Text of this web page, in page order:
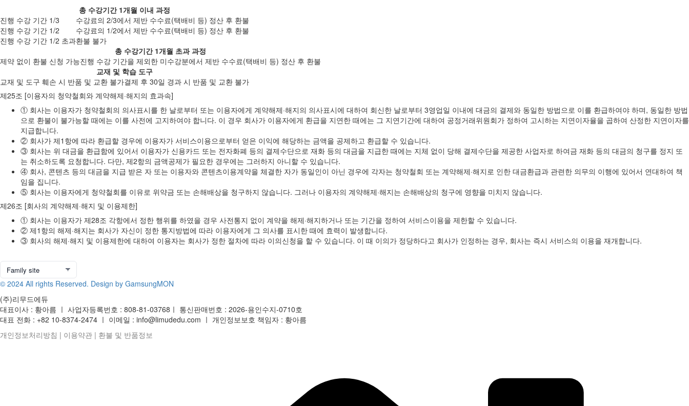
총 수강기간 1개월 이내 과정
진행 수강 기간 1/3
수강료의 2/3에서 제반 수수료(택배비 등) 정산 후 환불
진행 수강 기간 1/2
수강료의 1/2에서 제반 수수료(택배비 등) 정산 후 환불
진행 수강 기간 1/2 초과환불 불가
총 수강기간 1개월 초과 과정
제약 없이 환불 신청 가능진행 수강 기간을 제외한 미수강분에서 제반 수수료(택배비 등) 정산 후 환불
교재 및 학습 도구
교재 및 도구 훼손 시 반품 및 교환 불가결제 후 30일 경과 시 반품 및 교환 불가
제25조 [이용자의 청약철회와 계약해제·해지의 효과속]
① 회사는 이용자가 청약철회의 의사표시를 한 날로부터 또는 이용자에게 계약해제·해지의 의사표시에 대하여 회신한 날로부터 3영업일 이내에 대금의 결제와 동일한 방법으로 이를 환급하여야 하며, 동일한 방법
으로 환불이 불가능할 때에는 이를 사전에 고지하여야 합니다. 이 경우 회사가 이용자에게 환급을 지연한 때에는 그 지연기간에 대하여 공정거래위원회가 정하여 고시하는 지연이자율을 곱하여 산정한 지연이자를
지급합니다.
② 회사가 제1항에 따라 환급할 경우에 이용자가 서비스이용으로부터 얻은 이익에 해당하는 금액을 공제하고 환급할 수 있습니다.
③ 회사는 위 대금을 환급함에 있어서 이용자가 신용카드 또는 전자화폐 등의 결제수단으로 재화 등의 대금을 지급한 때에는 지체 없이 당해 결제수단을 제공한 사업자로 하여금 재화 등의 대금의 청구를 정지 또
는 취소하도록 요청합니다. 다만, 제2항의 금액공제가 필요한 경우에는 그러하지 아니할 수 있습니다.
④ 회사, 콘텐츠 등의 대금을 지급 받은 자 또는 이용자와 콘텐츠이용계약을 체결한 자가 동일인이 아닌 경우에 각자는 청약철회 또는 계약해제·해지로 인한 대금환급과 관련한 의무의 이행에 있어서 연대하여 책
임을 집니다.
⑤ 회사는 이용자에게 청약철회를 이유로 위약금 또는 손해배상을 청구하지 않습니다. 그러나 이용자의 계약해제·해지는 손해배상의 청구에 영향을 미치지 않습니다.
제26조 [회사의 계약해제·해지 및 이용제한]
① 회사는 이용자가 제28조 각항에서 정한 행위를 하였을 경우 사전통지 없이 계약을 해제·해지하거나 또는 기간을 정하여 서비스이용을 제한할 수 있습니다.
② 제1항의 해제·해지는 회사가 자신이 정한 통지방법에 따라 이용자에게 그 의사를 표시한 때에 효력이 발생합니다.
③ 회사의 해제·해지 및 이용제한에 대하여 이용자는 회사가 정한 절차에 따라 이의신청을 할 수 있습니다. 이 때 이의가 정당하다고 회사가 인정하는 경우, 회사는 즉시 서비스의 이용을 재개합니다.
© 2024 All rights Reserved. Design by GamsungMON
(주)리무드에듀
대표이사 : 황아름 ㅣ 사업자등록번호 : 808-81-03768ㅣ 통신판매번호 : 2026-용인수지-0710호
대표 전화 : +82 10-8374-2474 ㅣ 이메일 : info@limudedu.com ㅣ 개인정보보호 책임자 : 황아름
개인정보처리방침 | 이용약관 | 환불 및 반품정보